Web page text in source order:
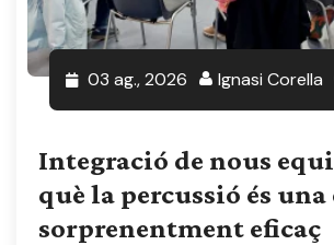
03 ag., 2026 Ignasi Corella
Integració de nous
què la percussió és
sorprenentment eficaç